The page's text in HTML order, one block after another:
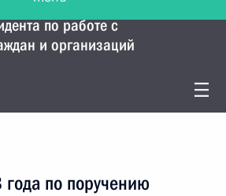
по работе с
и организаций
по поручению